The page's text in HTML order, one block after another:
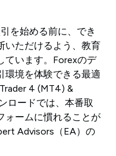
を始める前に、でき
いただけるよう、教育
ています。Forexのデ
環境を体験できる最適
4 (MT4) &
ロードでは、本番取
ォームに慣れることが
Advisors（EA）の